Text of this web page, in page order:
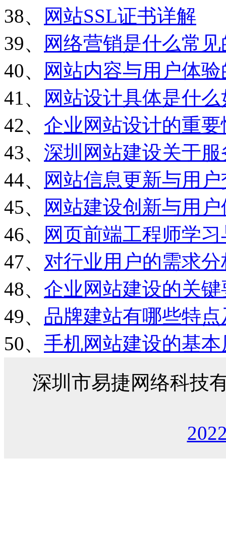
38、
网站SSL证书详解
39、
网络营销是什么常
40、
网站内容与用户体
41、
网站设计具体是什
42、 企业网站设计的重要
43、 深圳网站建设关于
44、
网站信息更新与用
45、
网站建设创新与用
46、
网页前端工程师学
47、 对行业用户的需求
48、 企业网站建设的关
49、 品牌建站有哪些特
50、 手机网站建设的基本
深圳市易捷网络科